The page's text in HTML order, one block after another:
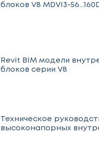
блоков V8 MDVI3-
Revit BIM модели
блоков серии V8
Техническое
высоконапорных